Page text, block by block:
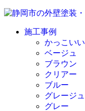
施工事例
かっこい
ベージュ
ブラウン
クリアー
ブルー
グレージュ
グレー